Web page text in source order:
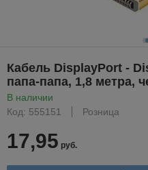
Кабель DisplayPort -
папа-папа, 1,8 метра,
В наличии
Код: 555151
Розница
17,95 руб.